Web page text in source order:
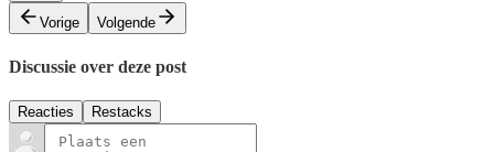
Vorige
Volgende
Discussie over deze post
Reacties Restacks